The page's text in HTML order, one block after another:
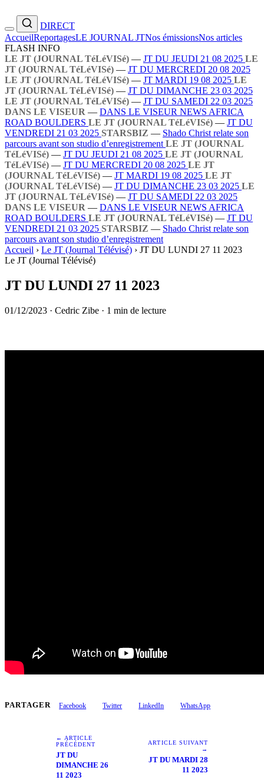
DIRECT
AccueilReportagesLE JOURNAL JTNos émissionsNos articles
FLASH INFO
LE JT (JOURNAL TéLéVISé) — JT DU JEUDI 21 08 2025 LE
JT (JOURNAL TéLéVISé) — JT DU MERCREDI 20 08 2025
LE JT (JOURNAL TéLéVISé) — JT MARDI 19 08 2025 LE
JT (JOURNAL TéLéVISé) — JT DU DIMANCHE 23 03 2025
LE JT (JOURNAL TéLéVISé) — JT DU SAMEDI 22 03 2025
DANS LE VISEUR — DANS LE VISEUR NEWS AFRICA
ROAD BOULDERS LE JT (JOURNAL TéLéVISé) — JT DU
VENDREDI 21 03 2025 STARSBIZ — Shado Christ relate son
parcours avant son studio d’enregistrement LE JT (JOURNAL
TéLéVISé) — JT DU JEUDI 21 08 2025 LE JT (JOURNAL
TéLéVISé) — JT DU MERCREDI 20 08 2025 LE JT
(JOURNAL TéLéVISé) — JT MARDI 19 08 2025 LE JT
(JOURNAL TéLéVISé) — JT DU DIMANCHE 23 03 2025 LE
JT (JOURNAL TéLéVISé) — JT DU SAMEDI 22 03 2025
DANS LE VISEUR — DANS LE VISEUR NEWS AFRICA
ROAD BOULDERS LE JT (JOURNAL TéLéVISé) — JT DU
VENDREDI 21 03 2025 STARSBIZ — Shado Christ relate son
parcours avant son studio d’enregistrement
Accueil › Le JT (Journal Télévisé) › JT DU LUNDI 27 11 2023
Le JT (Journal Télévisé)
JT DU LUNDI 27 11 2023
01/12/2023 · Cedric Zibe · 1 min de lecture
PARTAGER Facebook Twitter LinkedIn WhatsApp
← ARTICLE
PRÉCÉDENT
JT DU
DIMANCHE 26
11 2023
ARTICLE SUIVANT
→
JT DU MARDI 28
11 2023